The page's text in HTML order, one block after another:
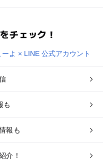
チェック！
も
報も
介！